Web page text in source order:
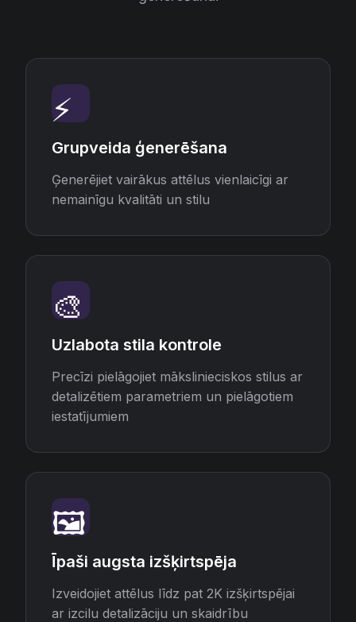
⚡
Grupveida ģenerēšana
Ģenerējiet vairākus attēlus vienlaicīgi ar
nemainīgu kvalitāti un stilu
🎨
Uzlabota stila kontrole
Precīzi pielāgojiet mākslinieciskos stilus ar
detalizētiem parametriem un pielāgotiem
iestatījumiem
🖼️
Īpaši augsta izšķirtspēja
Izveidojiet attēlus līdz pat 2K izšķirtspējai
ar izcilu detalizāciju un skaidrību